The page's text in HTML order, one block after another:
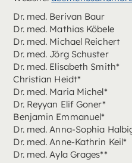
Dr. med. Berivan Baur
Dr. med. Mathias Köbele
Dr. med. Michael Reichert
Dr. med. Jörg Schuster
Dr. med. Elisabeth Smith*
Christian Heidt*
Dr. med. Maria Michel*
Dr. Reyyan Elif Goner*
Benjamin Emmanuel*
Dr. med. Anna-Sophia
Dr. med. Anne-Kathrin Keil*
Dr. med. Ayla Grages**